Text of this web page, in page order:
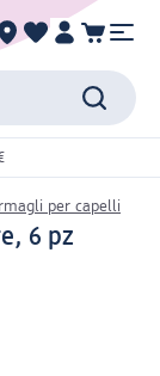
per capelli
6 pz